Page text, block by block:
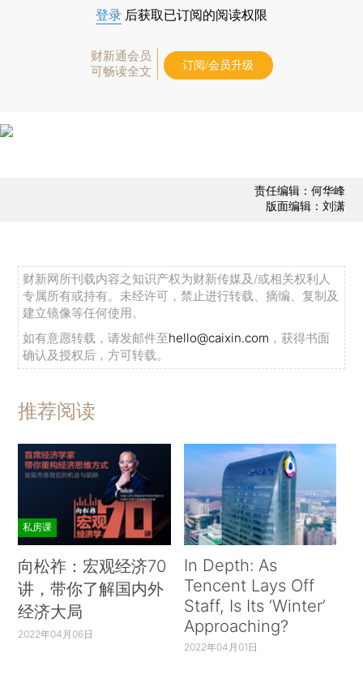
登录 后获取已订阅的阅读权限
财新通会员
可畅读全文
订阅/会员升级
责任编辑：何华峰
版面编辑：刘潇
财新网所刊载内容之知识产权为财新传媒及/或相关权利人
专属所有或持有。未经许可，禁止进行转载、摘编、复制及
建立镜像等任何使用。
如有意愿转载，请发邮件至hello@caixin.com ，获得书面
确认及授权后，方可转载。
推荐阅读
私房课
向松祚：宏观经济70
讲，带你了解国内外
经济大局
2022年04月06日
In Depth: As
Tencent Lays Off
Staff, Is Its ‘Winter’
Approaching?
2022年04月01日